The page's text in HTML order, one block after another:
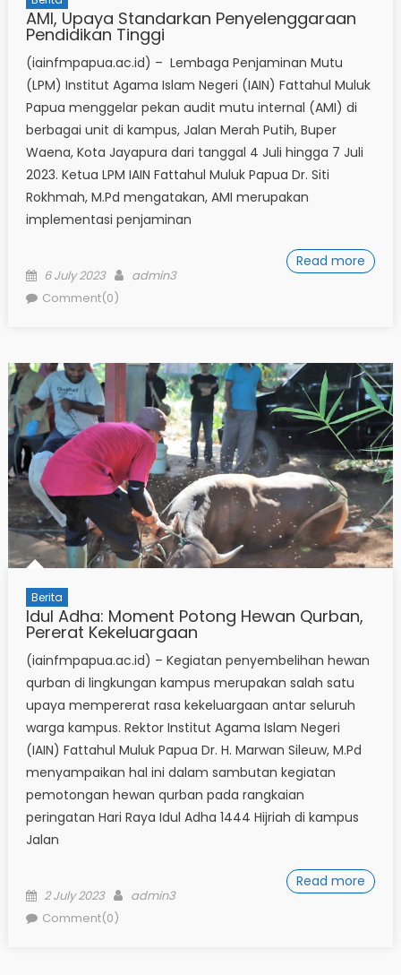
AMI, Upaya Standarkan Penyelenggaraan
Pendidikan Tinggi
(iainfmpapua.ac.id) – Lembaga Penjaminan Mutu
(LPM) Institut Agama Islam Negeri (IAIN) Fattahul Muluk
Papua menggelar pekan audit mutu internal (AMI) di
berbagai unit di kampus, Jalan Merah Putih, Buper
Waena, Kota Jayapura dari tanggal 4 Juli hingga 7 Juli
2023. Ketua LPM IAIN Fattahul Muluk Papua Dr. Siti
Rokhmah, M.Pd mengatakan, AMI merupakan
implementasi penjaminan
Read more
Posted
on
6 July 2023 Author
admin3
Comment(0)
Berita
Idul Adha: Moment Potong Hewan Qurban,
Pererat Kekeluargaan
(iainfmpapua.ac.id) – Kegiatan penyembelihan hewan
qurban di lingkungan kampus merupakan salah satu
upaya mempererat rasa kekeluargaan antar seluruh
warga kampus. Rektor Institut Agama Islam Negeri
(IAIN) Fattahul Muluk Papua Dr. H. Marwan Sileuw, M.Pd
menyampaikan hal ini dalam sambutan kegiatan
pemotongan hewan qurban pada rangkaian
peringatan Hari Raya Idul Adha 1444 Hijriah di kampus
Jalan
Read more
Posted
on
2 July 2023 Author
admin3
Comment(0)